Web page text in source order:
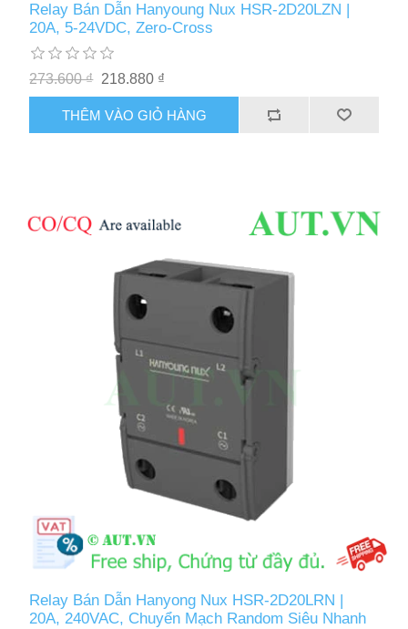
Relay Bán Dẫn Hanyoung Nux HSR-2D20LZN |
20A, 5-24VDC, Zero-Cross
273.600 ₫ 218.880 ₫
THÊM VÀO GIỎ HÀNG
Relay Bán Dẫn Hanyong Nux HSR-2D20LRN |
20A, 240VAC, Chuyển Mạch Random Siêu Nhanh